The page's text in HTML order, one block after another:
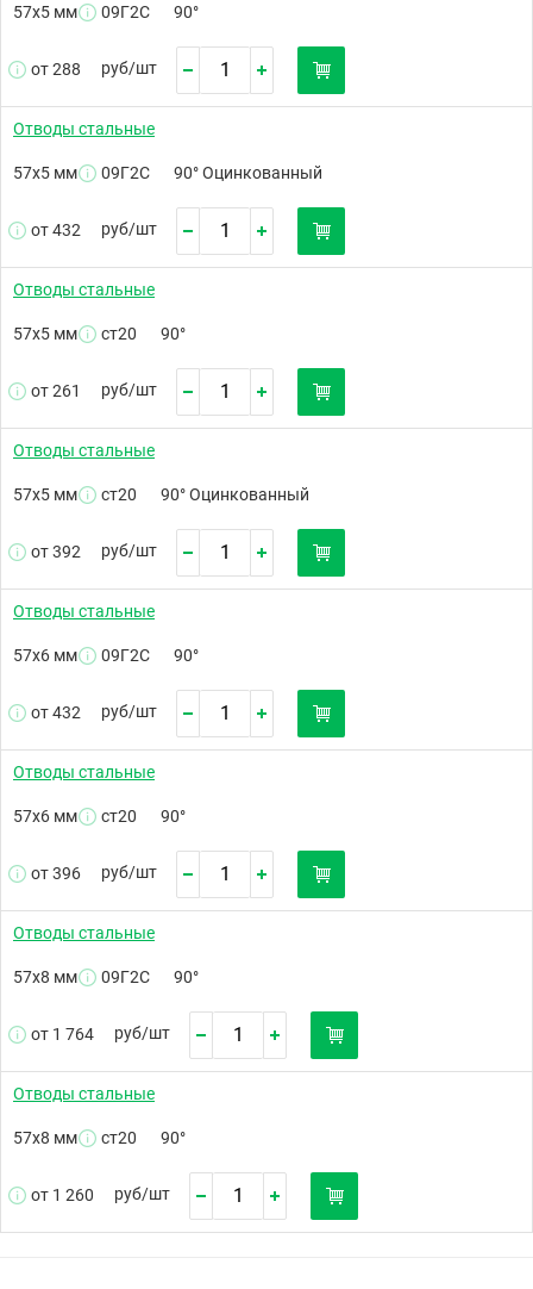
57х5 мм 09Г2С 90°
от 288 руб/шт
Отводы стальные
57х5 мм 09Г2С 90° Оцинкованный
от 432 руб/шт
Отводы стальные
57х5 мм ст20 90°
от 261 руб/шт
Отводы стальные
57х5 мм ст20 90° Оцинкованный
от 392 руб/шт
Отводы стальные
57х6 мм 09Г2С 90°
от 432 руб/шт
Отводы стальные
57х6 мм ст20 90°
от 396 руб/шт
Отводы стальные
57х8 мм 09Г2С 90°
от 1 764 руб/шт
Отводы стальные
57х8 мм ст20 90°
от 1 260 руб/шт